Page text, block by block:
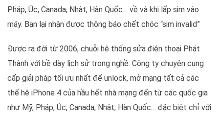
Pháp, Úc, Canada, Nhật, Hàn Quốc… về và khi lấp sim vào
máy. Bạn lại nhận được thông báo chết chóc “sim invalid”
Được ra đời từ 2006, chuỗi hệ thống sửa điện thoại Phát
Thành với bề dày lịch sử trong nghề. Công ty chuyên cung
cấp giải pháp tối ưu nhất để unlock, mở mạng tất cả các
thế hệ iPhone 4 của hầu hết nhà mạng đến từ các quốc gia
như Mỹ, Pháp, Úc, Canada, Nhật, Hàn Quốc… đặc biệt chỉ với